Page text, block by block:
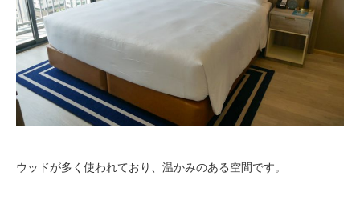
ウッドが多く使われており、温かみのある空間です。